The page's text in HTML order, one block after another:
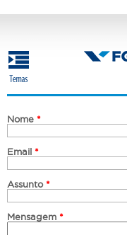
conteúdo
principal
Nome *
Email *
Assunto *
Mensagem *